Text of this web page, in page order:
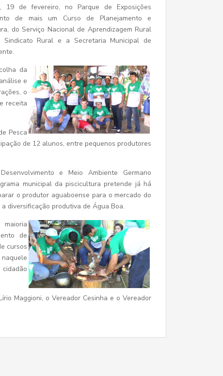
19 de fevereiro, no Parque de Exposições
de mais um Curso de Planejamento e
do Serviço Nacional de Aprendizagem Rural
Sindicato Rural e a Secretaria Municipal de
da
e
o
receita
Pesca
de 12 alunos, entre pequenos produtores
e Meio Ambiente Germano
municipal da piscicultura pretende já há
o produtor aguaboense para o mercado do
diversificação produtiva de Água Boa.
maioria
de
cursos
Maggioni, o Vereador Cesinha e o Vereador